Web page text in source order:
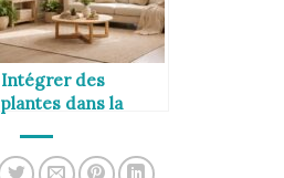
Intégrer des
plantes dans la